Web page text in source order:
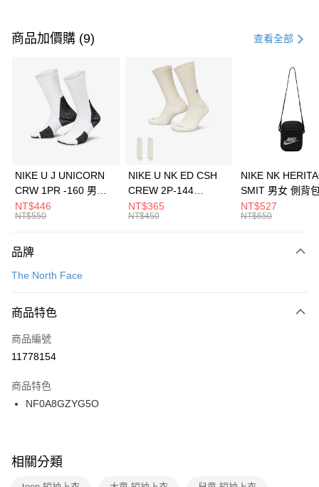
信用卡一次付款
3 期 0 利率 每期 21家銀行
合作金庫商業銀行
第一商業銀行
華南商業銀行
彰化商業銀行
上海商業儲蓄銀行
元大商業銀行
台灣樂天信用卡公司
Apple Pay
全盈+PAY
AFTEE先享後付
【關於「AFTEE先享後付」】
便利好安心！
３．安心：先確認商品／服務後，再付款。
【「AFTEE先享後付」結帳流程】
１．於結帳方式選擇「AFTEE先享後付」後，將跳轉至「AFTEE先享後付」
２．訂單成立數日內，您將收到繳費通知簡訊。
３．收到繳費通知簡訊後14天內，點擊此簡訊中的連結，可透過四大超商／
ATM／網路銀行／等多元方式進行付款，方視為交易完成。
※ 交易是否成功請以「AFTEE先享後付 」之結帳頁面顯示為準，若有關於
是否繳費成功／繳費後需取消欲退款等相關疑問，請聯繫「AFTEE先享後付
客戶支援中心」https://netprotections.freshdesk.com/support/home
運送方式
每筆NT$100，滿NT$1,500(含以上)免運費
宅配
每筆NT$100，滿NT$1,500(含以上)免運費
付款後門市自取
每筆NT$100，滿NT$1,500(含以上)免運費
商品加價購 (9) 查看全部
NIKE U J UNICORN
CRW 1PR -160 男女
中統襪 FZ3393100
NT$446
NT$550
NIKE U NK ED CSH
CREW 2P-144
EMBRDY 男女 短統襪
FZ3073133
NT$365
NT$450
NIKE NK
SMIT 男女 側背
BA5871010
NT$527
NT$650
品牌
The North Face
商品特色
商品編號
11778154
商品特色
NF0A8GZYG5O
相關分類